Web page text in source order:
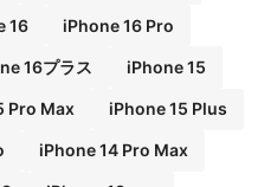
16 iPhone 16 Pro
16プラス iPhone 15
Pro Max iPhone 15 Plus
iPhone 14 Pro Max